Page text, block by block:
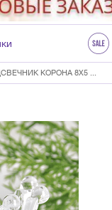
КОРОНА 8Х5 ...